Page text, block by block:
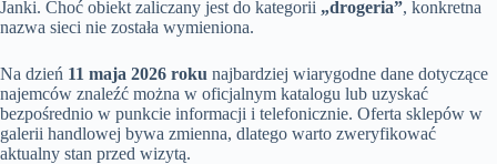
Janki. Choć obiekt zaliczany jest do kategorii „drogeria”, konkretna
nazwa sieci nie została wymieniona.
Na dzień 11 maja 2026 roku najbardziej wiarygodne dane dotyczące
najemców znaleźć można w oficjalnym katalogu lub uzyskać
bezpośrednio w punkcie informacji i telefonicznie. Oferta sklepów w
galerii handlowej bywa zmienna, dlatego warto zweryfikować
aktualny stan przed wizytą.